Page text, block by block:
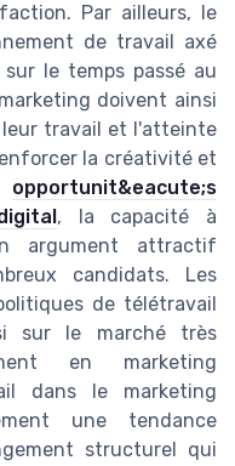
Par ailleurs, le
de travail axé
le temps passé au
doivent ainsi
travail et l'atteinte
la créativité et
opportunit&eacute;s
, la capacité à
argument attractif
candidats. Les
de télétravail
sur le marché très
en marketing
dans le marketing
une tendance
structurel qui